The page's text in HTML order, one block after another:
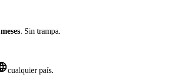
meses. Sin trampa.
cualquier país.